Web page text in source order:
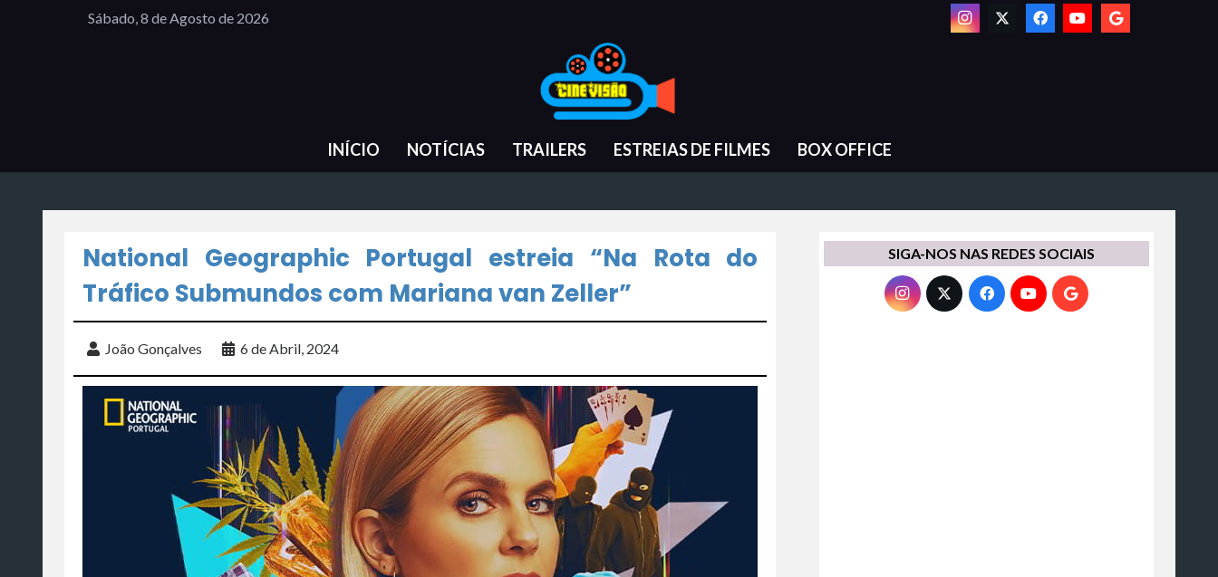
Sábado, 8 de Agosto de 2026
INÍCIO NOTÍCIAS TRAILERS ESTREIAS DE FILMES BOX OFFICE
National Geographic Portugal estreia “Na Rota do
Tráfico Submundos com Mariana van Zeller”
João Gonçalves 6 de Abril, 2024
SIGA-NOS NAS REDES SOCIAIS